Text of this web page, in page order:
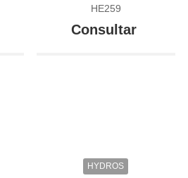
HE259
Consultar
HYDROS